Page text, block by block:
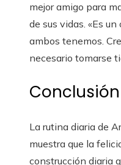
mejor amigo para
de sus vidas. «Es
ambos tenemos.
necesario tomarse
Conclusión
La rutina diaria de
muestra que la
construcción diaria